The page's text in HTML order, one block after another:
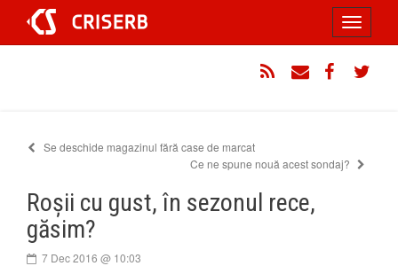
conținut
Toggle
Se deschide magazinul fără case de marcat
Ce ne spune nouă acest sondaj?
Roșii cu gust, în sezonul rece,
găsim?
7 Dec 2016 @ 10:03